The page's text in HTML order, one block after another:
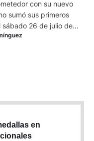
con su nuevo
sumó sus primeros
sábado 26 de julio de
al Liverpool, donde
4-2.
en